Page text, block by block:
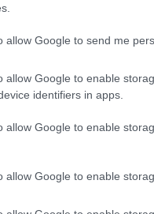
allow Google to send me
allow Google to enable
identifiers in apps.
allow Google to enable
allow Google to enable
να εκπροσωπήσει
του ΣΥΡΙΖΑ.
θα είναι η
όπως έχει
προκριματικές